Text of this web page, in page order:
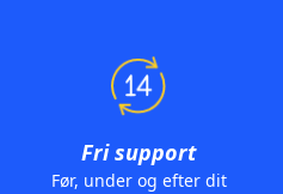
Fri support
Før, under og efter dit